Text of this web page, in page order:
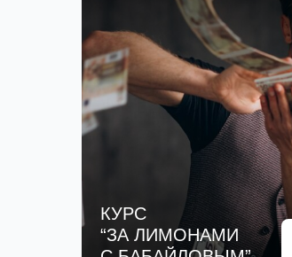
КУРС
“ЗА ЛИМОНАМИ